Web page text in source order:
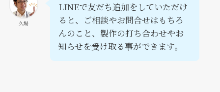
久場
LINEで友だち追加をしていただけ
ると、ご相談やお問合せはもちろ
んのこと、製作の打ち合わせやお
知らせを受け取る事ができます。